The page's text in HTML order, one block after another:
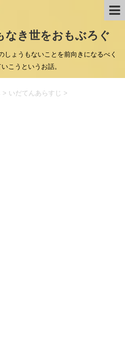
なき世をおもぶろぐ
しょうもないことを前向きになるべく
こうというお話。
> いだてんあらすじ >